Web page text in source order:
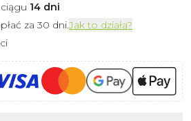
14 dni
za 30 dni.Jak to działa?